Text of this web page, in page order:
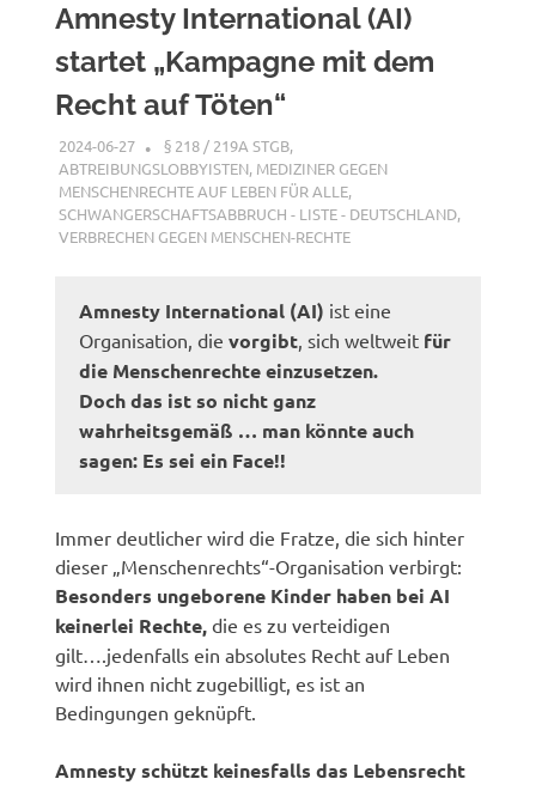
Amnesty International (AI)
startet „Kampagne mit dem
Recht auf Töten“
2024-06-27 XX
§ 218 / 219A STGB,
ABTREIBUNGSLOBBYISTEN, MEDIZINER GEGEN
MENSCHENRECHTE AUF LEBEN FÜR ALLE,
SCHWANGERSCHAFTSABBRUCH - LISTE - DEUTSCHLAND,
VERBRECHEN GEGEN MENSCHEN-RECHTE
Amnesty International (AI) ist eine
Organisation, dievorgibt, sich weltweit für
die Menschenrechte einzusetzen.
Doch das ist so nicht ganz
wahrheitsgemäß … man könnte auch
sagen: Es sei ein Face!!
Immer deutlicher wird die Fratze, die sich hinter
dieser „Menschenrechts“-Organisation verbirgt:
Besonders ungeborene Kinder haben bei AI
keinerlei Rechte, die es zu verteidigen
gilt….jedenfalls ein absolutes Recht auf Leben
wird ihnen nicht zugebilligt, es ist an
Bedingungen geknüpft.
Amnesty schützt keinesfalls das Lebensrecht